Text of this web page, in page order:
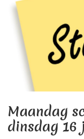
Maandag
dinsdag